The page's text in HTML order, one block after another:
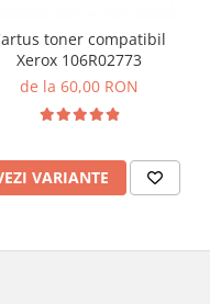
toner compatibil
Xerox 106R02773
de la 60,00 RON
VARIANTE